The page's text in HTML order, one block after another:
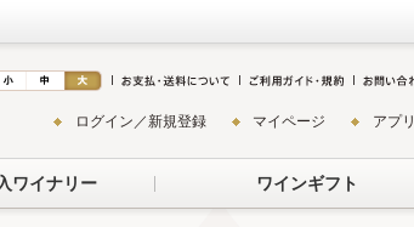
ログイン／新規登録 マイページ アプリ
ワイナリー ワインギフト